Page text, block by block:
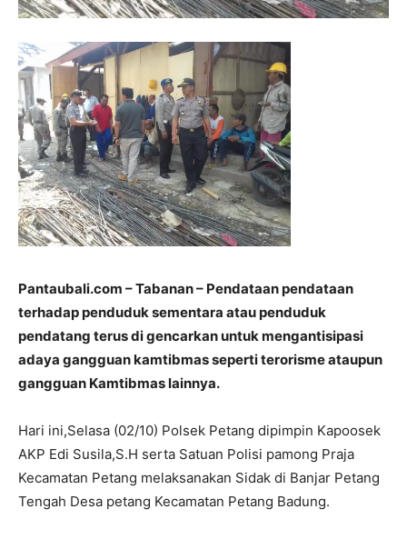
Pantaubali.com – Tabanan – Pendataan pendataan
terhadap penduduk sementara atau penduduk
pendatang terus di gencarkan untuk mengantisipasi
adaya gangguan kamtibmas seperti terorisme ataupun
gangguan Kamtibmas lainnya.
Hari ini,Selasa (02/10) Polsek Petang dipimpin Kapoosek
AKP Edi Susila,S.H serta Satuan Polisi pamong Praja
Kecamatan Petang melaksanakan Sidak di Banjar Petang
Tengah Desa petang Kecamatan Petang Badung.